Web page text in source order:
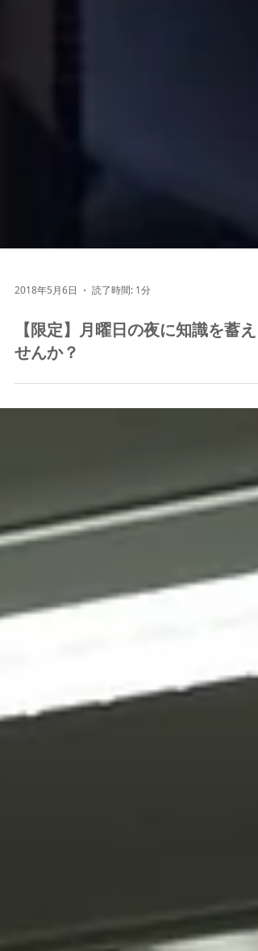
2018年5月6日 読了時間: 1分
【限定】月曜日の夜に知識を蓄え
せんか？